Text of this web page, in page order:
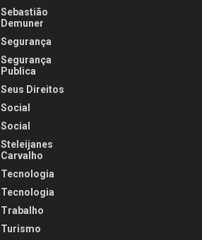
Sebastião
Demuner
Segurança
Segurança
Publica
Seus Direitos
Social
Social
Steleijanes
Carvalho
Tecnologia
Tecnologia
Trabalho
Turismo